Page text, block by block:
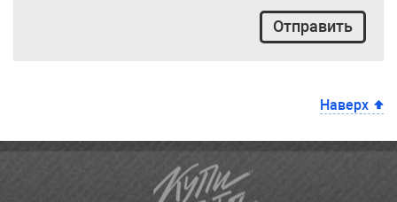
Отправить
Наверх